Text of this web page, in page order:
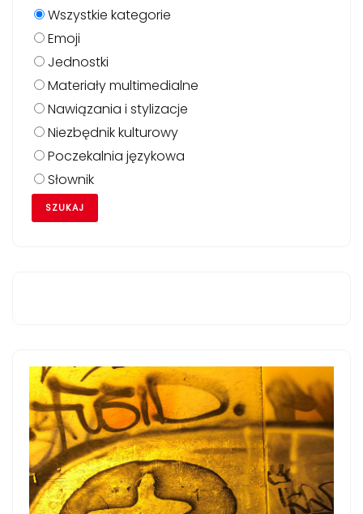
Wszystkie kategorie
Emoji
Jednostki
Materiały multimedialne
Nawiązania i stylizacje
Niezbędnik kulturowy
Poczekalnia językowa
Słownik